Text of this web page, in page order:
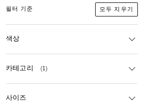
필터 기준 모두 지우기
색상
카테고리 (1)
사이즈